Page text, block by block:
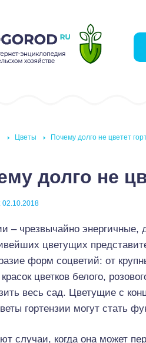
Цветы Почему долго не цветет
долго не
02.10.2018
– чрезвычайно
цветущих
форм соцветий: от
цветков белого,
весь сад. Цветущие с
гортензии могут стать
случаи, когда она может